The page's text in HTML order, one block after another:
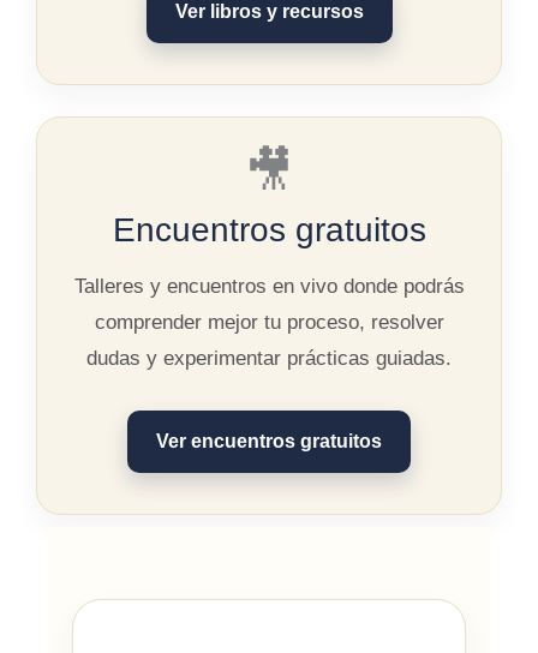
Ver libros y recursos
🎥
Encuentros gratuitos
Talleres y encuentros en vivo donde podrás
comprender mejor tu proceso, resolver
dudas y experimentar prácticas guiadas.
Ver encuentros gratuitos